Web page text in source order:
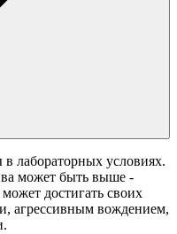
лабораторных условиях.
может быть выше -
достигать своих
агрессивным вождением,